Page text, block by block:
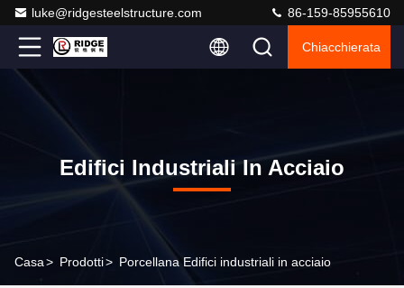
luke@ridgesteelstructure.com 86-159-85955610
Chiacchierata
Edifici Industriali In Acciaio
Casa> Prodotti> Porcellana Edifici industriali in acciaio